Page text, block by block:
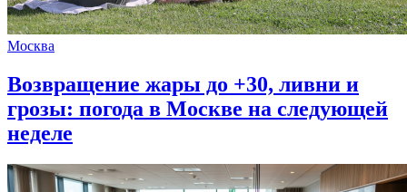
Москва
Возвращение жары до +30, ливни и
грозы: погода в Москве на следующей
неделе